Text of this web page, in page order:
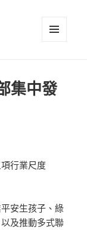
集中發
行業尺度
安生孩子、綠
及推動多式聯